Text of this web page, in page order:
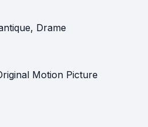
, Drame
Motion Picture